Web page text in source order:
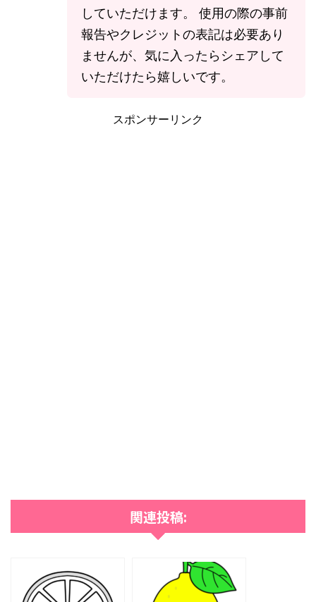
していただけます。 使用の際の事前
報告やクレジットの表記は必要あり
ませんが、気に入ったらシェアして
いただけたら嬉しいです。
スポンサーリンク
関連投稿: